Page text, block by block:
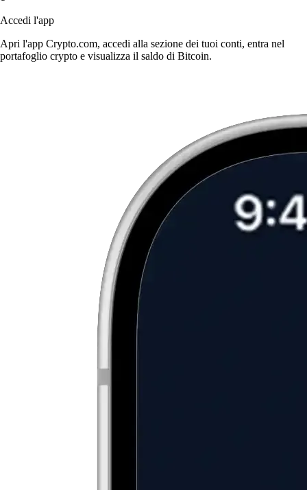
Accedi l'app
Apri l'app Crypto.com, accedi alla sezione dei tuoi conti, entra nel
portafoglio crypto e visualizza il saldo di Bitcoin.